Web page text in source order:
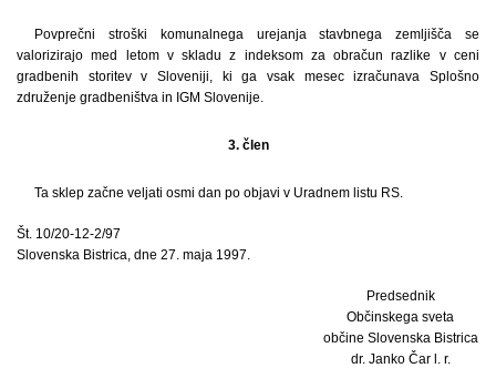
Povprečni stroški komunalnega urejanja stavbnega zemljišča se
valorizirajo med letom v skladu z indeksom za obračun razlike v ceni
gradbenih storitev v Sloveniji, ki ga vsak mesec izračunava Splošno
združenje gradbeništva in IGM Slovenije.
3. člen
Ta sklep začne veljati osmi dan po objavi v Uradnem listu RS.
Št. 10/20-12-2/97
Slovenska Bistrica, dne 27. maja 1997.
Predsednik
Občinskega sveta
občine Slovenska Bistrica
dr. Janko Čar l. r.